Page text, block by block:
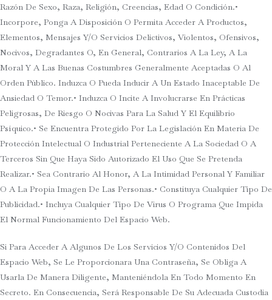
Razón De Sexo, Raza, Religión, Creencias, Edad O Condición.•
Incorpore, Ponga A Disposición O Permita Acceder A Productos,
Elementos, Mensajes Y/o Servicios Delictivos, Violentos, Ofensivos,
Nocivos, Degradantes O, En General, Contrarios A La Ley, A La
Moral Y A Las Buenas Costumbres Generalmente Aceptadas O Al
Orden Público. Induzca O Pueda Inducir A Un Estado Inaceptable De
Ansiedad O Temor.• Induzca O Incite A Involucrarse En Prácticas
Peligrosas, De Riesgo O Nocivas Para La Salud Y El Equilibrio
Psíquico.• Se Encuentra Protegido Por La Legislación En Materia De
Protección Intelectual O Industrial Perteneciente A La Sociedad O A
Terceros Sin Que Haya Sido Autorizado El Uso Que Se Pretenda
Realizar.• Sea Contrario Al Honor, A La Intimidad Personal Y Familiar
O A La Propia Imagen De Las Personas.• Constituya Cualquier Tipo De
Publicidad.• Incluya Cualquier Tipo De Virus O Programa Que Impida
El Normal Funcionamiento Del Espacio Web.
Si Para Acceder A Algunos De Los Servicios Y/o Contenidos Del
Espacio Web, Se Le Proporcionara Una Contraseña, Se Obliga A
Usarla De Manera Diligente, Manteniéndola En Todo Momento En
Secreto. En Consecuencia, Será Responsable De Su Adecuada Custodia